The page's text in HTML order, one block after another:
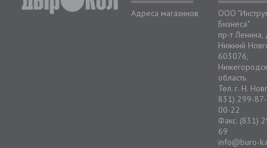
Адреса магазинов
ООО
Бизнеса"
пр-т
Нижний
603076,
область
Тел. г. Н.
831) 299-
00-22
Факс. (831)
69
info@buro-